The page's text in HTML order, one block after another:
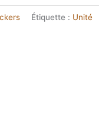
Étiquette : Unité